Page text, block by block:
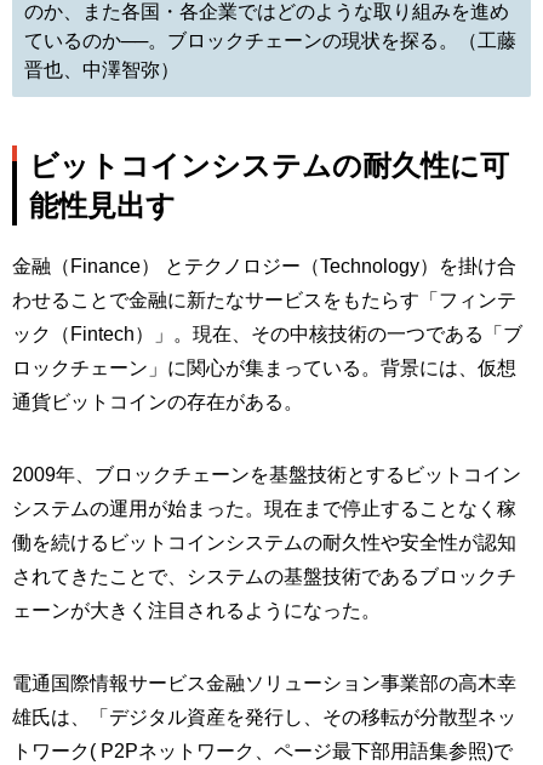
のか、また各国・各企業ではどのような取り組みを進め
ているのか──。ブロックチェーンの現状を探る。（工藤
晋也、中澤智弥）
ビットコインシステムの耐久性に可
能性見出す
金融（Finance） とテクノロジー（Technology）を掛け合
わせることで金融に新たなサービスをもたらす「フィンテ
ック（Fintech）」。現在、その中核技術の一つである「ブ
ロックチェーン」に関心が集まっている。背景には、仮想
通貨ビットコインの存在がある。
2009年、ブロックチェーンを基盤技術とするビットコイン
システムの運用が始まった。現在まで停止することなく稼
働を続けるビットコインシステムの耐久性や安全性が認知
されてきたことで、システムの基盤技術であるブロックチ
ェーンが大きく注目されるようになった。
電通国際情報サービス金融ソリューション事業部の高木幸
雄氏は、「デジタル資産を発行し、その移転が分散型ネッ
トワーク( P2Pネットワーク、ページ最下部用語集参照)で